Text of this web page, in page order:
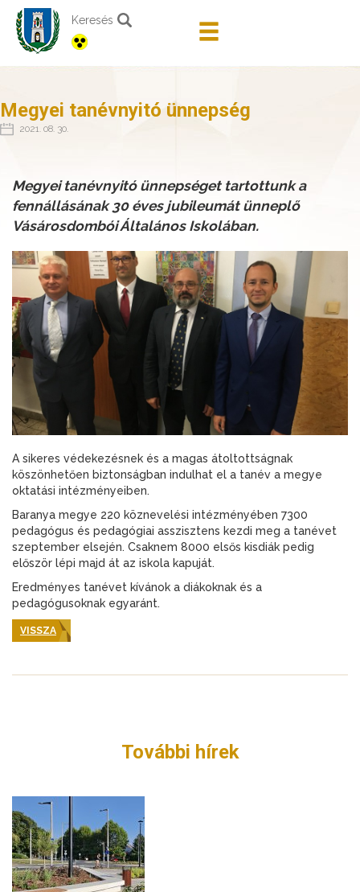
Keresés
Megyei tanévnyitó ünnepség
2021. 08. 30.
Megyei tanévnyitó ünnepséget tartottunk a
fennállásának 30 éves jubileumát ünneplő
Vásárosdombói Általános Iskolában.
A sikeres védekezésnek és a magas átoltottságnak
köszönhetően biztonságban indulhat el a tanév a megye
oktatási intézményeiben.
Baranya megye 220 köznevelési intézményében 7300
pedagógus és pedagógiai asszisztens kezdi meg a tanévet
szeptember elsején. Csaknem 8000 elsős kisdiák pedig
először lépi majd át az iskola kapuját.
Eredményes tanévet kívánok a diákoknak és a
pedagógusoknak egyaránt.
VISSZA
További hírek